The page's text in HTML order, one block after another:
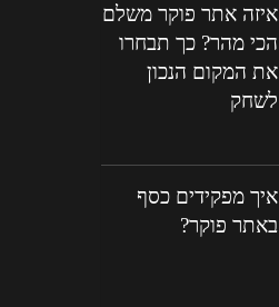
איזה אתר פוקר משלם
הכי מהר? כך תבחרו
את המקום הנכון
לשחק
איך מפקידים כסף
באתר פוקר?